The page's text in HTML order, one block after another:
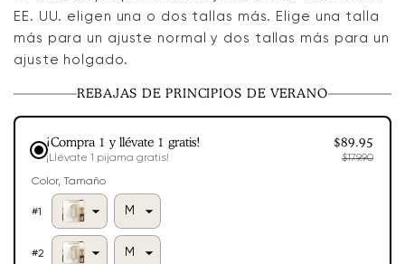
disponible
EE. UU. eligen una o dos tallas más. Elige una talla
más para un ajuste normal y dos tallas más para un
ajuste holgado.
REBAJAS DE PRINCIPIOS DE VERANO
¡Compra 1 y llévate 1 gratis!
¡Llévate 1 pijama gratis!
$89.95
$179.90
Color Tamaño
#1
#2